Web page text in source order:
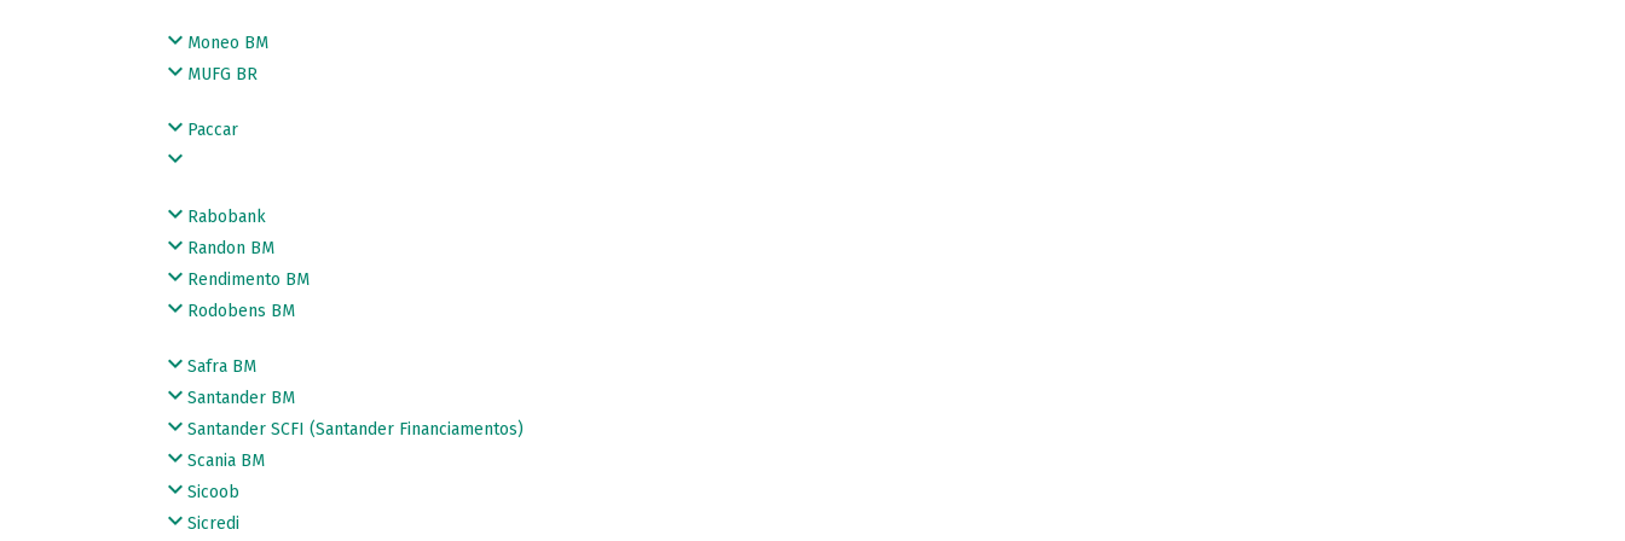
Moneo BM
MUFG BR
Paccar
Rabobank
Randon BM
Rendimento BM
Rodobens BM
Safra BM
Santander BM
Santander SCFI (Santander Financiamentos)
Scania BM
Sicoob
Sicredi